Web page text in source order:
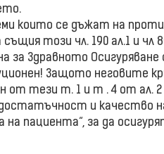
които се дъжат на
този чл. 190 ал.1 и чл
за Здравното
Защото неговите
от тези т. 1 и т . 4 от ал. 2
и качество
на пациента“, за да